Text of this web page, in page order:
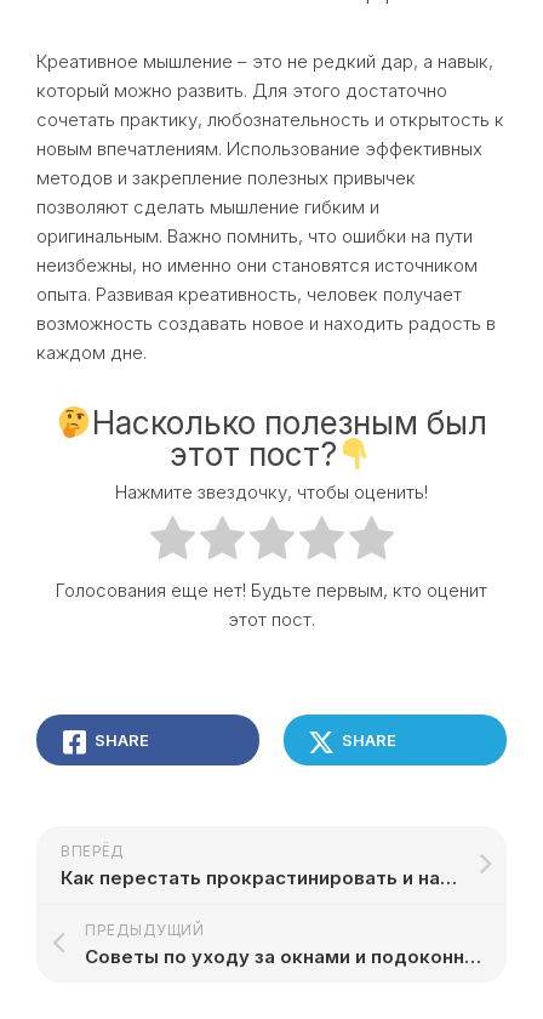
Креативное мышление – это не редкий дар, а навык,
который можно развить. Для этого достаточно
сочетать практику, любознательность и открытость к
новым впечатлениям. Использование эффективных
методов и закрепление полезных привычек
позволяют сделать мышление гибким и
оригинальным. Важно помнить, что ошибки на пути
неизбежны, но именно они становятся источником
опыта. Развивая креативность, человек получает
возможность создавать новое и находить радость в
каждом дне.
Насколько полезным был
этот пост?
Нажмите звездочку, чтобы оценить!
Голосования еще нет! Будьте первым, кто оценит
этот пост.
SHARE SHARE
ВПЕРЁД
Как перестать прокрастинировать и начать действовать
ПРЕДЫДУЩИЙ
Советы по уходу за окнами и подоконниками